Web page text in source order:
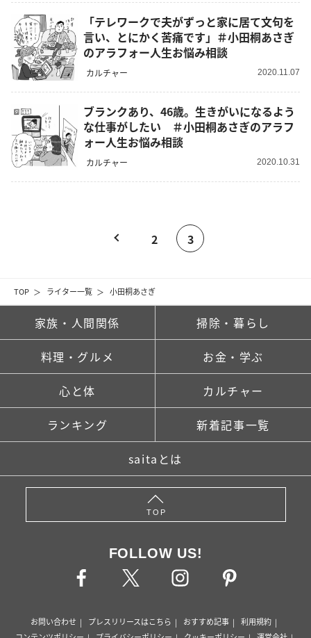
TOP ライター一覧 小田桐あさぎ
「テレワークで夫がずっと家に居て文句を
言い、とにかく苦痛です」＃小田桐あさぎ
のアラフォー人生お悩み相談
カルチャー 2020.11.07
ブランクあり、46歳。生きがいになるよう
な仕事がしたい ＃小田桐あさぎのアラフ
ォー人生お悩み相談
カルチャー 2020.10.31
2 3
家族・人間関係 掃除・暮らし
料理・グルメ お金・学ぶ
心と体 カルチャー
ランキング 新着記事一覧
saitaとは
TOP
FOLLOW US!
お問い合わせ プレスリリースはこちら おすすめ記事
利用規約